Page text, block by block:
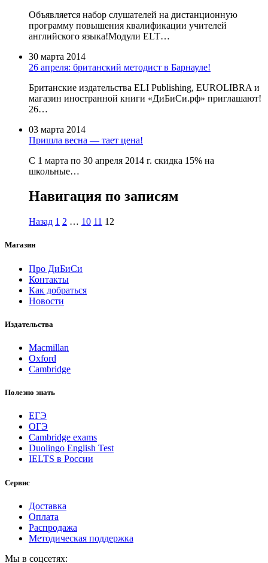
Объявляется набор слушателей на дистанционную
программу повышения квалификации учителей
английского языка!Модули ELT…
30 марта 2014
26 апреля: британский методист в Барнауле!
Британские издательства ELI Publishing, EUROLIBRA и
магазин иностранной книги «ДиБиСи.рф» приглашают!
26…
03 марта 2014
Пришла весна — тает цена!
С 1 марта по 30 апреля 2014 г. скидка 15% на
школьные…
Навигация по записям
Назад 1 2 … 10 11 12
Магазин
Про ДиБиСи
Контакты
Как добраться
Новости
Издательства
Macmillan
Oxford
Cambridge
Полезно знать
ЕГЭ
ОГЭ
Cambridge exams
Duolingo English Test
IELTS в России
Сервис
Доставка
Оплата
Распродажа
Методическая поддержка
Мы в соцсетях: